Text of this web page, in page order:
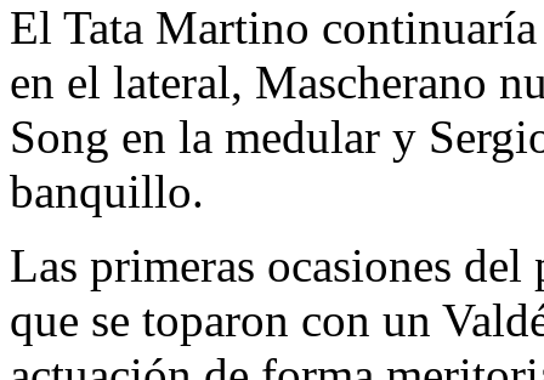
El Tata Martino
en el lateral, Mascherano
Song en la medular y
banquillo.
Las primeras ocasiones
que se toparon con un